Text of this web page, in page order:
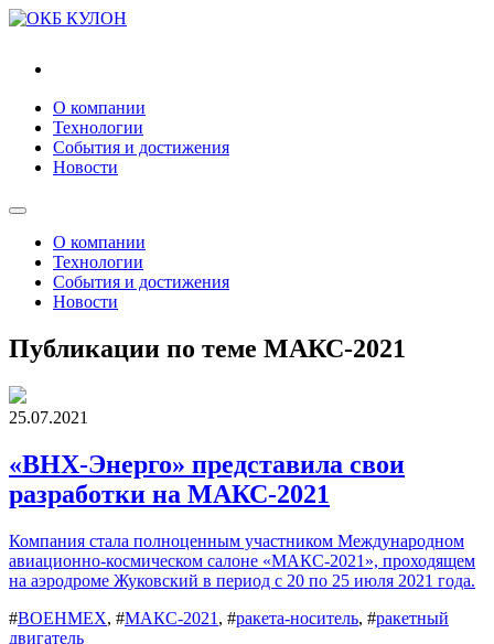
О компании
Технологии
События и достижения
Новости
О компании
Технологии
События и достижения
Новости
Публикации по теме МАКС-2021
25.07.2021
«ВНХ-Энерго» представила свои
разработки на МАКС-2021
Компания стала полноценным участником Международном
авиационно-космическом салоне «МАКС-2021», проходящем
на аэродроме Жуковский в период с 20 по 25 июля 2021 года.
#ВОЕНМЕХ, #МАКС-2021 , #ракета-носитель, #ракетный
двигатель